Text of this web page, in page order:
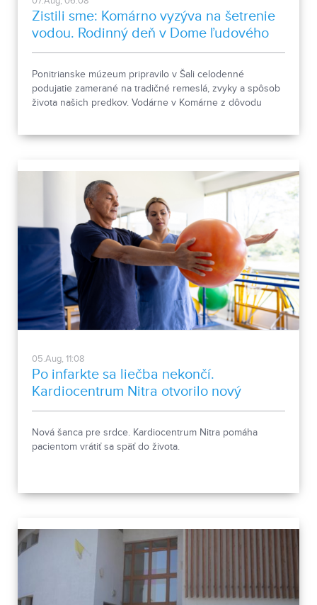
Zistili sme: Komárno vyzýva na šetrenie
vodou. Rodinný deň v Dome ľudového
bývania a architektúry
Ponitrianske múzeum pripravilo v Šali celodenné
podujatie zamerané na tradičné remeslá, zvyky a spôsob
života našich predkov. Vodárne v Komárne z dôvodu
05.Aug, 11:08
Po infarkte sa liečba nekončí.
Kardiocentrum Nitra otvorilo nový
stacionár
Nová šanca pre srdce. Kardiocentrum Nitra pomáha
pacientom vrátiť sa späť do života.